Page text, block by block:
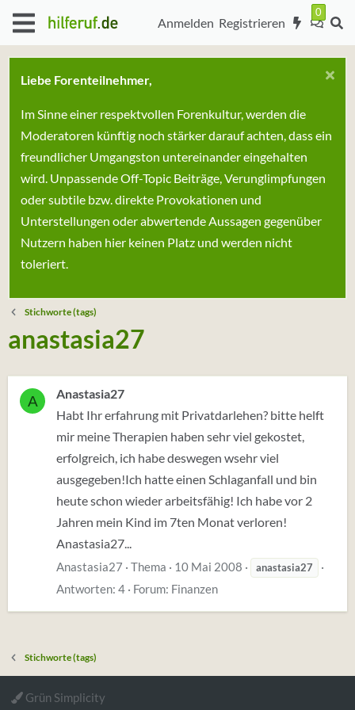
Anmelden Registrieren
Liebe Forenteilnehmer,
Im Sinne einer respektvollen Forenkultur, werden die
Moderatoren künftig noch stärker darauf achten, dass ein
freundlicher Umgangston untereinander eingehalten
wird. Unpassende Off-Topic Beiträge, Verunglimpfungen
oder subtile bzw. direkte Provokationen und
Unterstellungen oder abwertende Aussagen gegenüber
Nutzern haben hier keinen Platz und werden nicht
toleriert.
Stichworte (tags)
anastasia27
A
Anastasia27
Habt Ihr erfahrung mit Privatdarlehen? bitte helft
mir meine Therapien haben sehr viel gekostet,
erfolgreich, ich habe deswegen wsehr viel
ausgegeben!Ich hatte einen Schlaganfall und bin
heute schon wieder arbeitsfähig! Ich habe vor 2
Jahren mein Kind im 7ten Monat verloren!
Anastasia27...
Anastasia27 Thema 10 Mai 2008 anastasia27
Antworten: 4 Forum: Finanzen
Stichworte (tags)
Grün Simplicity